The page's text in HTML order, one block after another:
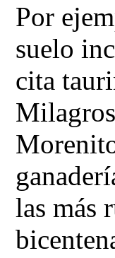
Por
suelo
cita
las más